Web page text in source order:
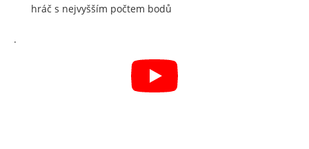
hráč s nejvyšším počtem bodů
.